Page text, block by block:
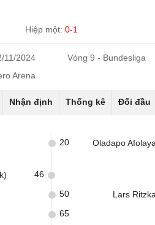
Hiệp một:0-1
11/2024
Vòng 9 - Bundesliga
Arena
Nhận định Thống kê Đối đầu
Oladapo
20
46
Lars
50
65